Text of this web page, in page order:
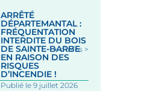
ARRÊTÉ
DÉPARTEMANTAL :
FRÉQUENTATION
INTERDITE DU BOIS
DE SAINTE-BARBE
EN RAISON DES
RISQUES
D’INCENDIE !
Publié le 9 juillet 2026
+ d'infos >